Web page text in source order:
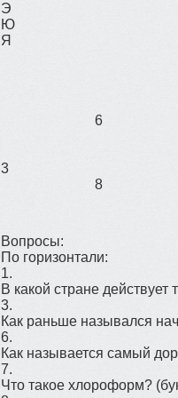
Э
Ю
Я
6
3
8
Вопросы:
По горизонтали:
1.
В какой стране
3.
Как раньше назывался
6.
Как называется самый
7.
Что такое хлороформ?